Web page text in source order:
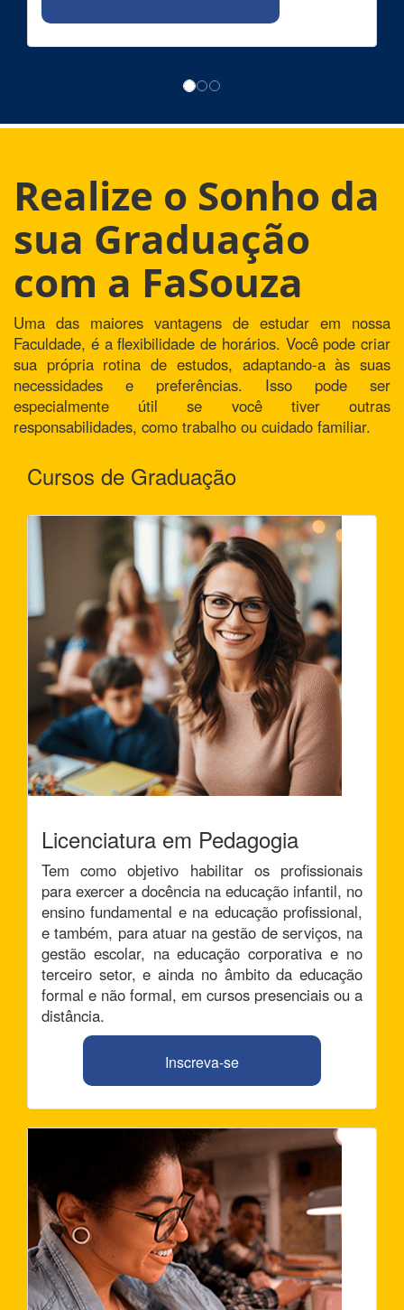
Realize o Sonho da
sua Graduação
com a FaSouza
Uma das maiores vantagens de estudar em nossa
Faculdade, é a flexibilidade de horários. Você pode criar
sua própria rotina de estudos, adaptando-a às suas
necessidades e preferências. Isso pode ser
especialmente útil se você tiver outras
responsabilidades, como trabalho ou cuidado familiar.
Cursos de Graduação
Licenciatura em Pedagogia
Tem como objetivo habilitar os profissionais
para exercer a docência na educação infantil, no
ensino fundamental e na educação profissional,
e também, para atuar na gestão de serviços, na
gestão escolar, na educação corporativa e no
terceiro setor, e ainda no âmbito da educação
formal e não formal, em cursos presenciais ou a
distância.
Inscreva-se